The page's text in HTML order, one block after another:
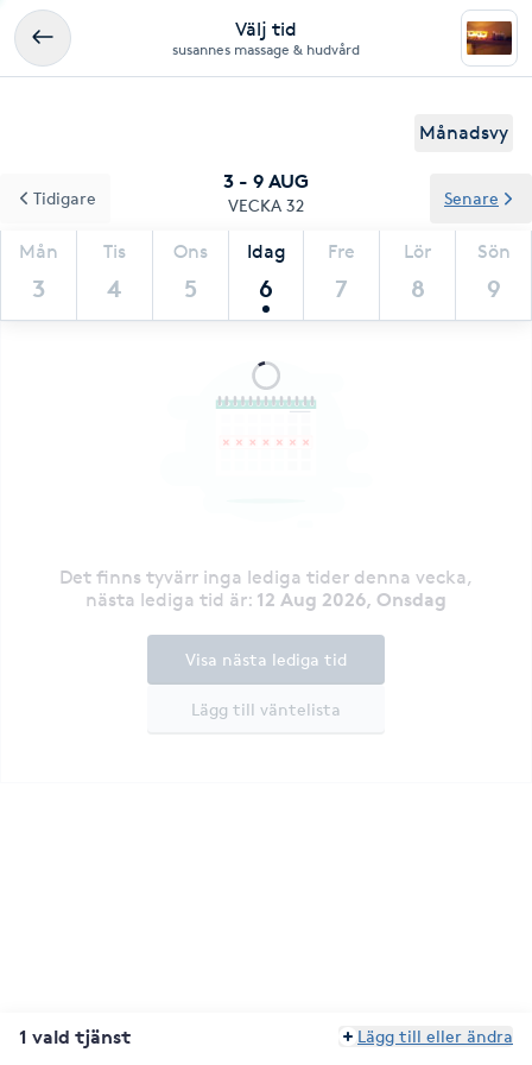
Välj tid
susannes massage & hudvård
Månadsvy
3 - 9 AUG
VECKA 32
Mån
3
Tis
4
Ons
5
Idag
6
Fre
7
Lör
8
Sön
9
Tidigare Senare
Det finns tyvärr inga lediga tider denna vecka,
nästa lediga tid är: 12 Aug 2026, Onsdag
Lägg till väntelista
Visa nästa lediga tid
1 vald tjänst Lägg till eller ändra